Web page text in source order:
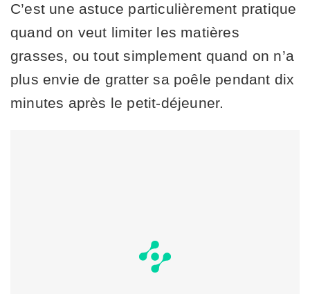
C’est une astuce particulièrement pratique
quand on veut limiter les matières
grasses, ou tout simplement quand on n’a
plus envie de gratter sa poêle pendant dix
minutes après le petit-déjeuner.